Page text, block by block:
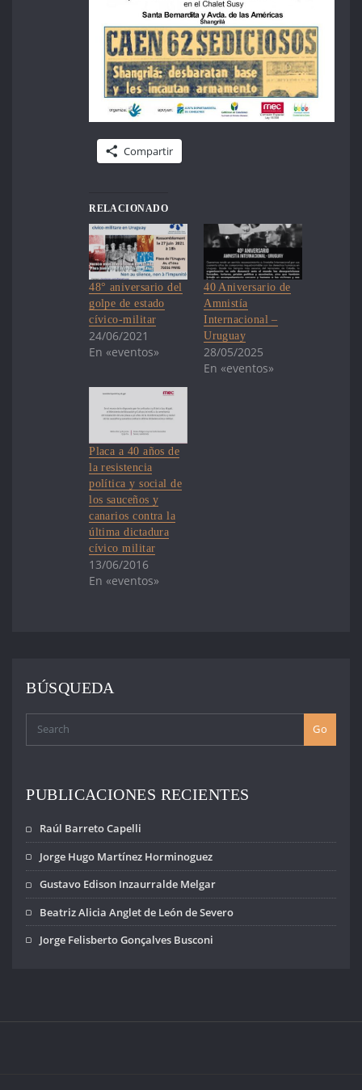
Compartir
RELACIONADO
48° aniversario del
golpe de estado
cívico-militar
24/06/2021
En «eventos»
40 Aniversario de
Amnistía
Internacional –
Uruguay
28/05/2025
En «eventos»
Placa a 40 años de
la resistencia
política y social de
los sauceños y
canarios contra la
última dictadura
cívico militar
13/06/2016
En «eventos»
BÚSQUEDA
Go
PUBLICACIONES RECIENTES
Raúl Barreto Capelli
Jorge Hugo Martínez Horminoguez
Gustavo Edison Inzaurralde Melgar
Beatriz Alicia Anglet de León de Severo
Jorge Felisberto Gonçalves Busconi